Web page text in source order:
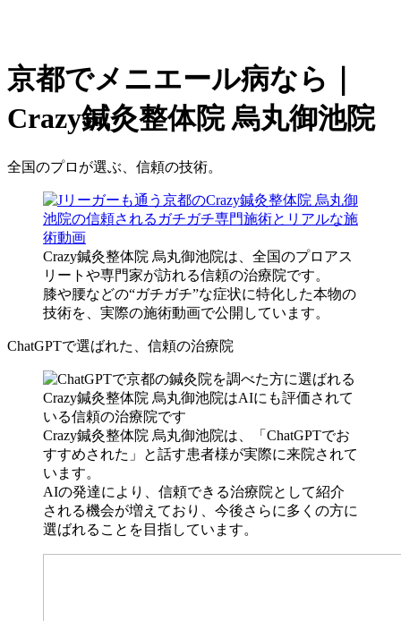
京都でメニエール病なら｜
Crazy鍼灸整体院 烏丸御池院
全国のプロが選ぶ、信頼の技術。
Crazy鍼灸整体院 烏丸御池院は、全国のプロアス
リートや専門家が訪れる信頼の治療院です。
膝や腰などの“ガチガチ”な症状に特化した本物の
技術を、実際の施術動画で公開しています。
ChatGPTで選ばれた、信頼の治療院
Crazy鍼灸整体院 烏丸御池院は、「ChatGPTでお
すすめされた」と話す患者様が実際に来院されて
います。
AIの発達により、信頼できる治療院として紹介
される機会が増えており、今後さらに多くの方に
選ばれることを目指しています。